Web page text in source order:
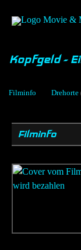
Kopfgeld -
Filminfo Drehorte
Filminfo